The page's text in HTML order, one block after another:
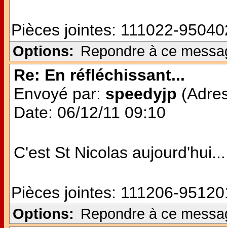
Pièces jointes: 111022-
Options: Repondre à ce
Re: En réfléchissant...
Envoyé par: speedyjp
Date: 06/12/11 09:10
C'est St Nicolas
Pièces jointes: 111206-
Options: Repondre à ce